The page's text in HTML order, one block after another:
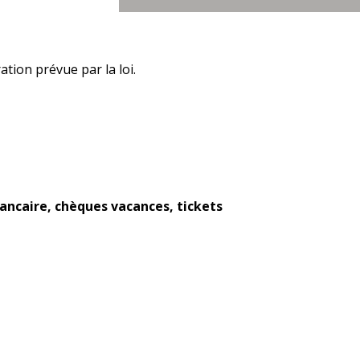
Pourquoi réserver directement auprès de notre
prévue par la loi.
chèques vacances, tickets